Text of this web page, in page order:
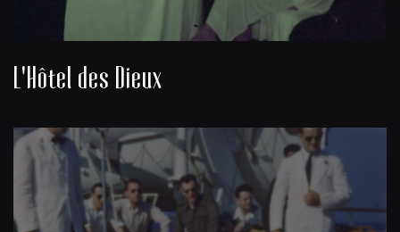
L'Hôtel des Dieux